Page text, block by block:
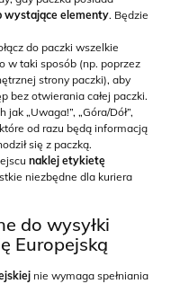
wystające elementy. Będzie
do paczki wszelkie
w taki sposób (np. poprzez
strony paczki), aby
bez otwierania całej paczki.
jak „Uwaga!”, „Góra/Dół”,
od razu będą informacją
się z paczką.
naklej etykietę
niezbędne dla kuriera
do wysyłki
Europejską
nie wymaga spełniania